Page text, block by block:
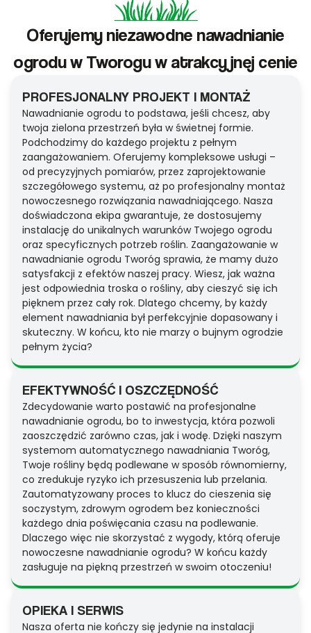
Oferujemy niezawodne nawadnianie
ogrodu w Tworogu w atrakcyjnej cenie
PROFESJONALNY PROJEKT I MONTAŻ
Nawadnianie ogrodu to podstawa, jeśli chcesz, aby
twoja zielona przestrzeń była w świetnej formie.
Podchodzimy do każdego projektu z pełnym
zaangażowaniem. Oferujemy kompleksowe usługi –
od precyzyjnych pomiarów, przez zaprojektowanie
szczegółowego systemu, aż po profesjonalny montaż
nowoczesnego rozwiązania nawadniającego. Nasza
doświadczona ekipa gwarantuje, że dostosujemy
instalację do unikalnych warunków Twojego ogrodu
oraz specyficznych potrzeb roślin. Zaangażowanie w
nawadnianie ogrodu Tworóg sprawia, że mamy dużo
satysfakcji z efektów naszej pracy. Wiesz, jak ważna
jest odpowiednia troska o rośliny, aby cieszyć się ich
pięknem przez cały rok. Dlatego chcemy, by każdy
element nawadniania był perfekcyjnie dopasowany i
skuteczny. W końcu, kto nie marzy o bujnym ogrodzie
pełnym życia?
EFEKTYWNOŚĆ I OSZCZĘDNOŚĆ
Zdecydowanie warto postawić na profesjonalne
nawadnianie ogrodu, bo to inwestycja, która pozwoli
zaoszczędzić zarówno czas, jak i wodę. Dzięki naszym
systemom automatycznego nawadniania Tworóg,
Twoje rośliny będą podlewane w sposób równomierny,
co zredukuje ryzyko ich przesuszenia lub przelania.
Zautomatyzowany proces to klucz do cieszenia się
soczystym, zdrowym ogrodem bez konieczności
każdego dnia poświęcania czasu na podlewanie.
Dlaczego więc nie skorzystać z wygody, którą oferuje
nowoczesne nawadnianie ogrodu? W końcu każdy
zasługuje na piękną przestrzeń w swoim otoczeniu!
OPIEKA I SERWIS
Nasza oferta nie kończy się jedynie na instalacji